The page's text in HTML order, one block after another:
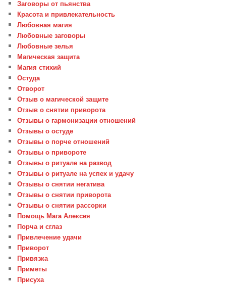
Заговоры от пьянства
Красота и привлекательность
Любовная магия
Любовные заговоры
Любовные зелья
Магическая защита
Магия стихий
Остуда
Отворот
Отзыв о магической защите
Отзыв о снятии приворота
Отзывы о гармонизации отношений
Отзывы о остуде
Отзывы о порче отношений
Отзывы о привороте
Отзывы о ритуале на развод
Отзывы о ритуале на успех и удачу
Отзывы о снятии негатива
Отзывы о снятии приворота
Отзывы о снятии рассорки
Помощь Мага Алексея
Порча и сглаз
Привлечение удачи
Приворот
Привязка
Приметы
Присуха